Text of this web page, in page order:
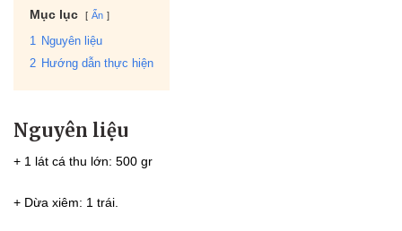
Mục lục Ẩn
1 Nguyên liệu
2 Hướng dẫn thực hiện
Nguyên liệu
+ 1 lát cá thu lớn: 500 gr
+ Dừa xiêm: 1 trái.